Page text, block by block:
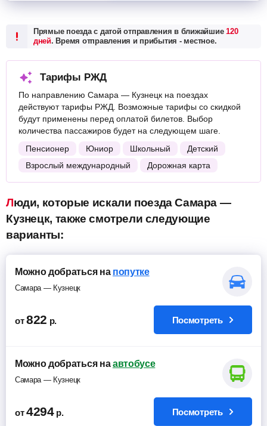
Прямые поезда с датой отправления в ближайшие120
дней. Время отправления и прибытия - местное.
Тарифы РЖД
По направлению Самара — Кузнецк на поездах
действуют тарифы РЖД. Возможные тарифы со скидкой
будут применены перед оплатой билетов. Выбор
количества пассажиров будет на следующем шаге.
Пенсионер
Юниор Школьный
Детский
Взрослый международный
Дорожная карта
Люди, которые искали поезда Самара —
Кузнецк, также смотрели следующие
варианты:
Можно добраться на попутке
Самара — Кузнецк
от822 р. Посмотреть
Можно добраться наавтобусе
Самара — Кузнецк
от4294 р. Посмотреть